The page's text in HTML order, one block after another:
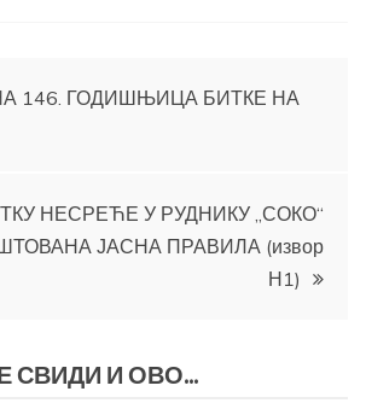
146. ГОДИШЊИЦА БИТКЕ НА
НЕСРЕЋЕ У РУДНИКУ „СОКО“
ЈАСНА ПРАВИЛА (извор
Н1)
СВИДИ И ОВО...